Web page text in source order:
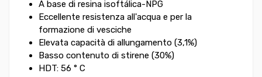
A base di resina isoftálica-NPG
Eccellente resistenza all'acqua e per la
formazione di vesciche
Elevata capacità di allungamento (3,1%)
Basso contenuto di stirene (30%)
HDT: 56 ° C